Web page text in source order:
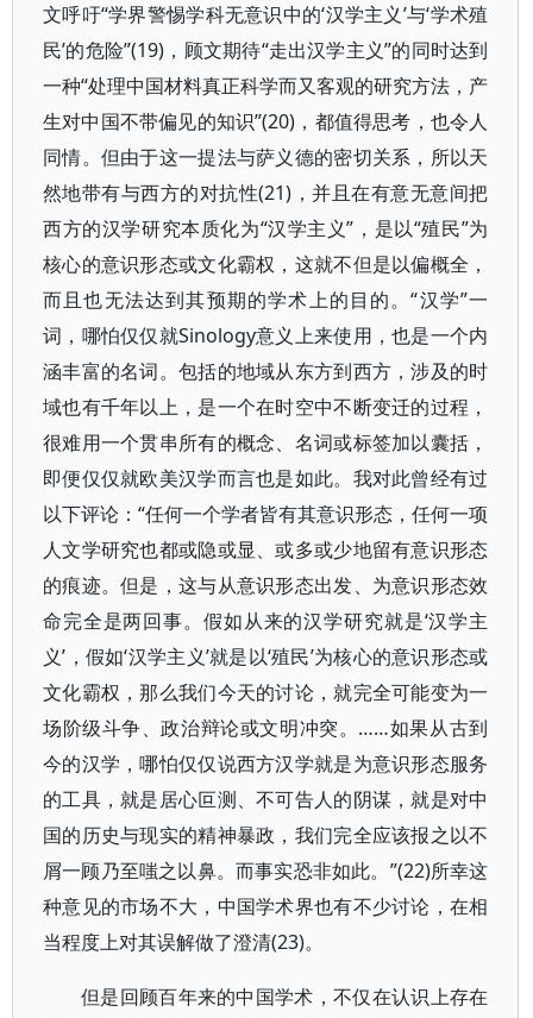
文呼吁“学界警惕学科无意识中的‘汉学主义’与‘学术殖
民’的危险”(19)，顾文期待“走出汉学主义”的同时达到
一种“处理中国材料真正科学而又客观的研究方法，产
生对中国不带偏见的知识”(20)，都值得思考，也令人
同情。但由于这一提法与萨义德的密切关系，所以天
然地带有与西方的对抗性(21)，并且在有意无意间把
西方的汉学研究本质化为“汉学主义”，是以“殖民”为
核心的意识形态或文化霸权，这就不但是以偏概全，
而且也无法达到其预期的学术上的目的。“汉学”一
词，哪怕仅仅就Sinology意义上来使用，也是一个内
涵丰富的名词。包括的地域从东方到西方，涉及的时
域也有千年以上，是一个在时空中不断变迁的过程，
很难用一个贯串所有的概念、名词或标签加以囊括，
即便仅仅就欧美汉学而言也是如此。我对此曾经有过
以下评论：“任何一个学者皆有其意识形态，任何一项
人文学研究也都或隐或显、或多或少地留有意识形态
的痕迹。但是，这与从意识形态出发、为意识形态效
命完全是两回事。假如从来的汉学研究就是‘汉学主
义’，假如‘汉学主义’就是以‘殖民’为核心的意识形态或
文化霸权，那么我们今天的讨论，就完全可能变为一
场阶级斗争、政治辩论或文明冲突。……如果从古到
今的汉学，哪怕仅仅说西方汉学就是为意识形态服务
的工具，就是居心叵测、不可告人的阴谋，就是对中
国的历史与现实的精神暴政，我们完全应该报之以不
屑一顾乃至嗤之以鼻。而事实恐非如此。”(22)所幸这
种意见的市场不大，中国学术界也有不少讨论，在相
当程度上对其误解做了澄清(23)。
但是回顾百年来的中国学术，不仅在认识上存在